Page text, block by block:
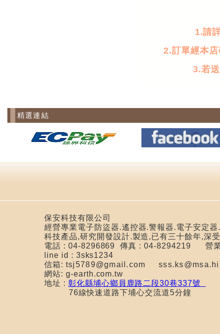
1.請
2.訂單經本
3.若
精選連結
保安科技有限公司
經營專業電子防盜器.遙控器.警報器.電子安定
科技產品,研究開發設計.製造,已有三十餘年,深
電話 : 04-8296869 傳真 : 04-8294219營
line id : 3sks1234
信箱: tsj5789@gmail.com
網站: g-earth.com.tw
地址 : 彰化縣埔心鄉員鹿路二段30巷337號
76線快速道路下埔心交流道5分鐘